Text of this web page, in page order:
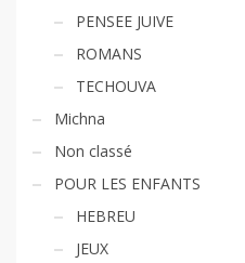
PENSEE JUIVE
ROMANS
TECHOUVA
Michna
Non classé
POUR LES ENFANTS
HEBREU
JEUX